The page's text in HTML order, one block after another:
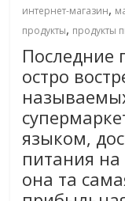
интернет-магазин,
продукты, продукты
Последние
остро
языком,
питания
она та